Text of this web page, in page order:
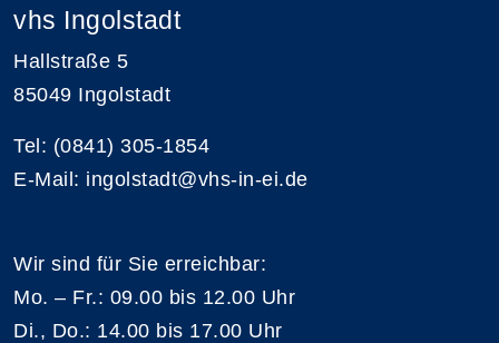
vhs Ingolstadt
Hallstraße 5
85049 Ingolstadt
Tel: (0841) 305-1854
E-Mail: ingolstadt@vhs-in-ei.de
Wir sind für Sie erreichbar:
Mo. – Fr.: 09.00 bis 12.00 Uhr
Di., Do.: 14.00 bis 17.00 Uhr